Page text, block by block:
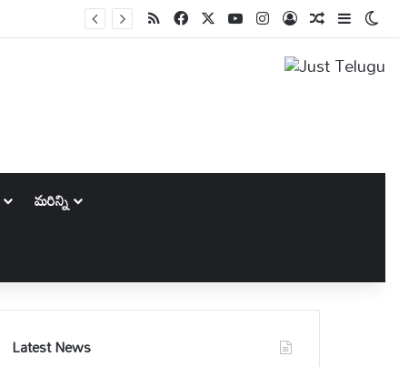
RSSFacebookYouTubeInstagram
Log InRandom
Sidebar
మరిన్ని
Latest News